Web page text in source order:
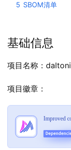
5 SBOM清单
基础信息
项目名称：
项目徽章：